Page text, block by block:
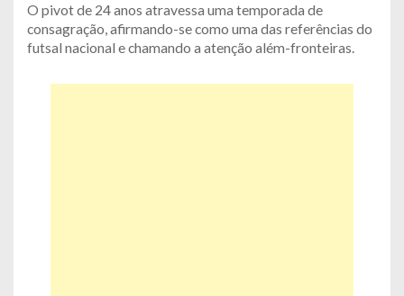
O pivot de 24 anos atravessa uma temporada de
consagração, afirmando-se como uma das referências do
futsal nacional e chamando a atenção além-fronteiras.